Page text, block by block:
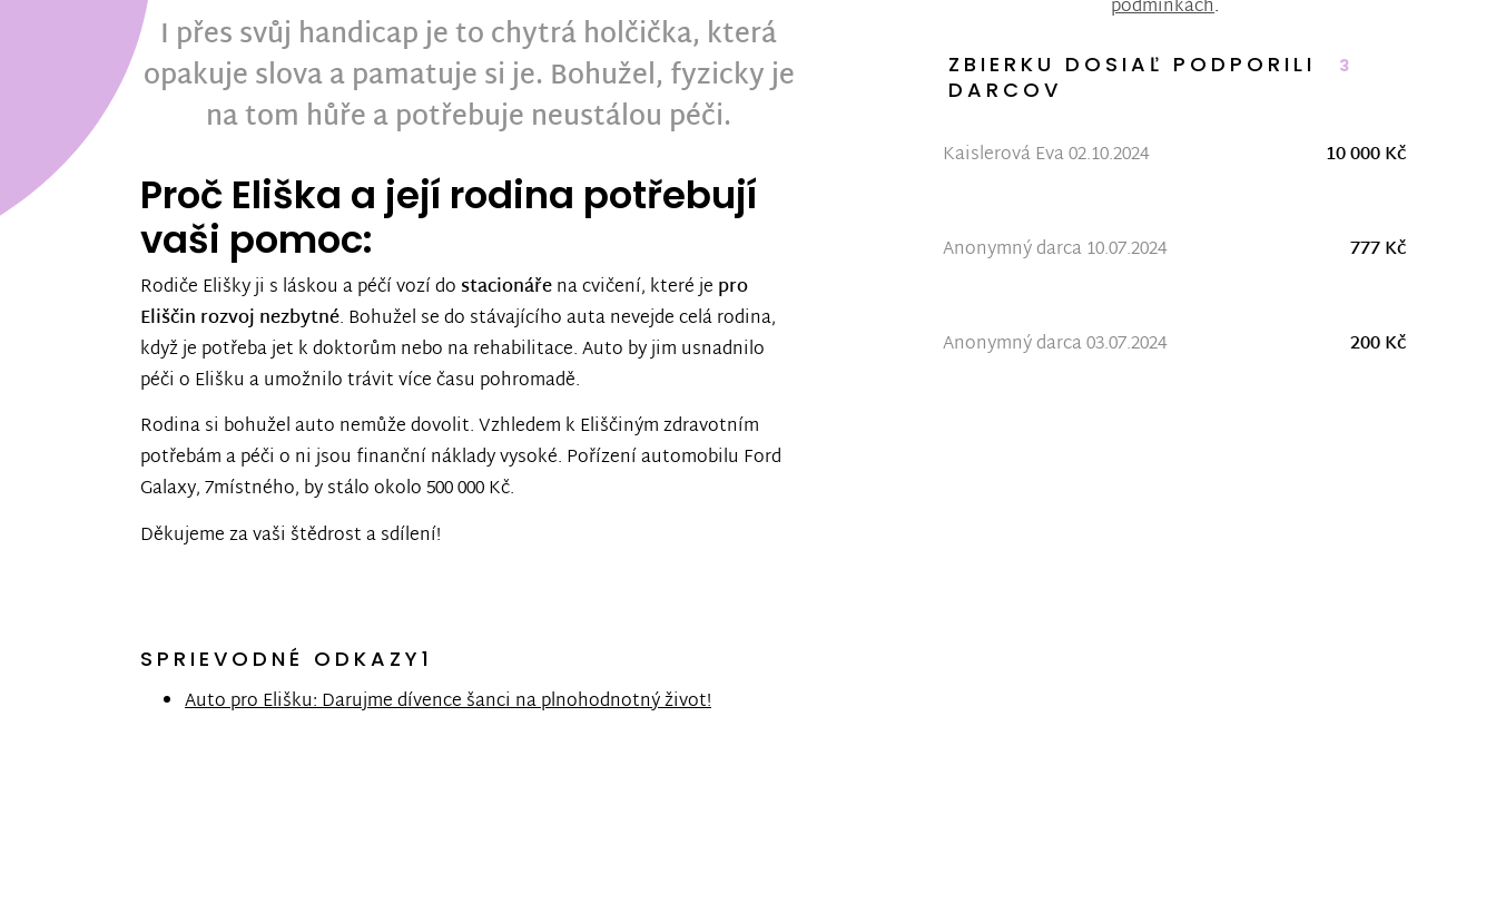
I přes svůj handicap je to chytrá holčička, která
opakuje slova a pamatuje si je. Bohužel, fyzicky je
na tom hůře a potřebuje neustálou péči.
Proč Eliška a její rodina potřebují
vaši pomoc:
Rodiče Elišky ji s láskou a péčí vozí dostacionářena cvičení, které je pro
Eliščin rozvoj nezbytné. Bohužel se do stávajícího auta nevejde celá rodina,
když je potřeba jet k doktorům nebo na rehabilitace. Auto by jim usnadnilo
péči o Elišku a umožnilo trávit více času pohromadě.
Rodina si bohužel auto nemůže dovolit. Vzhledem k Eliščiným zdravotním
potřebám a péči o ni jsou finanční náklady vysoké. Pořízení automobilu Ford
Galaxy, 7místného, by stálo okolo 500 000 Kč.
Děkujeme za vaši štědrost a sdílení!
SPRIEVODNÉ ODKAZY1
Auto pro Elišku: Darujme dívence šanci na plnohodnotný život!
podmínkách.
ZBIERKU DOSIAĽ PODPORILI 3
DARCOV
Kaislerová Eva 02.10.2024 10 000 Kč
Anonymný darca 10.07.2024 777 Kč
Anonymný darca 03.07.2024 200 Kč